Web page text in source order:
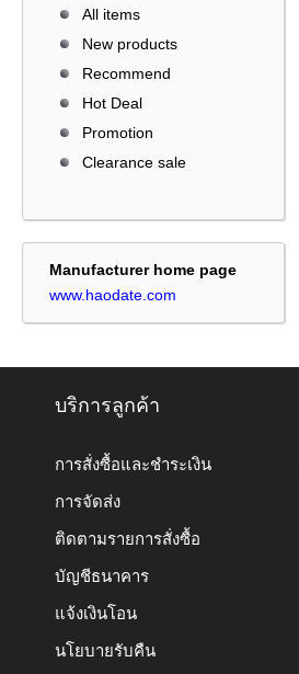
All items
New products
Recommend
Hot Deal
Promotion
Clearance sale
Manufacturer home page
www.haodate.com
บริการลูกค้า
การสั่งซื้อและชำระเงิน
การจัดส่ง
ติดตามรายการสั่งซื้อ
บัญชีธนาคาร
แจ้งเงินโอน
นโยบายรับคืน